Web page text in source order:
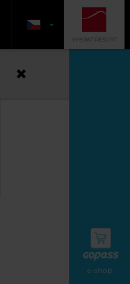
e-shop
VYBRAT RESORT